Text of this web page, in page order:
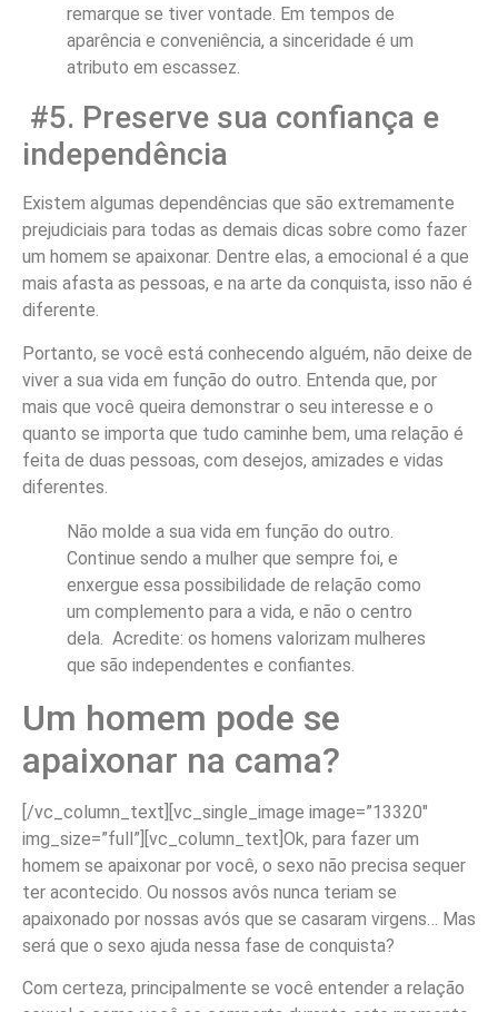
remarque se tiver vontade. Em tempos de
aparência e conveniência, a sinceridade é um
atributo em escassez.
#5. Preserve sua confiança e
independência
Existem algumas dependências que são extremamente
prejudiciais para todas as demais dicas sobre como fazer
um homem se apaixonar. Dentre elas, a emocional é a que
mais afasta as pessoas, e na arte da conquista, isso não é
diferente.
Portanto, se você está conhecendo alguém, não deixe de
viver a sua vida em função do outro. Entenda que, por
mais que você queira demonstrar o seu interesse e o
quanto se importa que tudo caminhe bem, uma relação é
feita de duas pessoas, com desejos, amizades e vidas
diferentes.
Não molde a sua vida em função do outro.
Continue sendo a mulher que sempre foi, e
enxergue essa possibilidade de relação como
um complemento para a vida, e não o centro
dela. Acredite: os homens valorizam mulheres
que são independentes e confiantes.
Um homem pode se
apaixonar na cama?
[/vc_column_text][vc_single_image image=”13320″
img_size=”full”][vc_column_text]Ok, para fazer um
homem se apaixonar por você, o sexo não precisa sequer
ter acontecido. Ou nossos avôs nunca teriam se
apaixonado por nossas avós que se casaram virgens… Mas
será que o sexo ajuda nessa fase de conquista?
Com certeza, principalmente se você entender a relação